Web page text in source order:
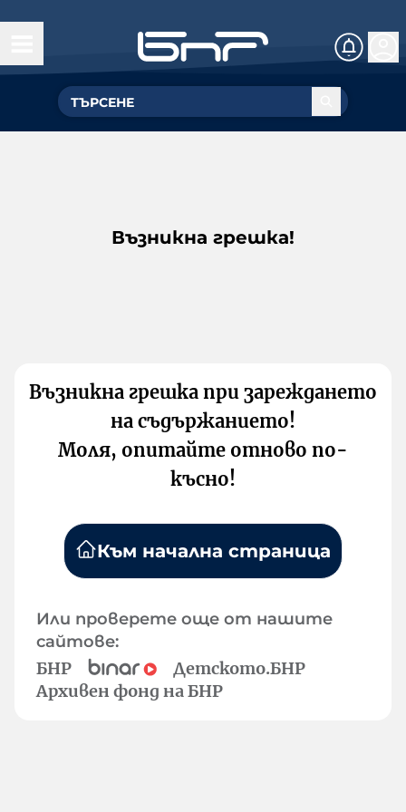
Възникна грешка!
Възникна грешка при зареждането
на съдържанието!
Моля, опитайте отново по-
късно!
Към начална страница
Или проверете още от нашите
сайтове:
БНР
Детското.БНР
Архивен фонд на БНР